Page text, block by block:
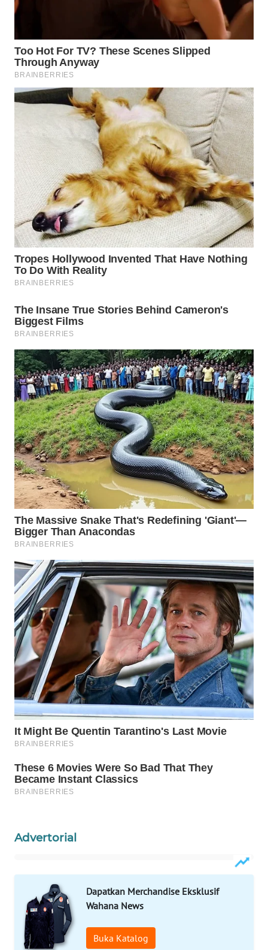
Advertorial
Dapatkan Merchandise Eksklusif
Wahana News
Buka Katalog
WAHANA
ADVOKAT
WAHANA
INFRASTRUKTUR
WAHANA
WAHANA
LISTRIK
WAHANA
TRAVEL
WAHANA
TV
WAHANANEWS
ID
WAHANANEWS
CO ID
WAHANANEWS
NET
WAHANA
SPORT
WAHANA
UMKM
WAHANA
SELEB
WAHANA
PERSONA
WAHANA
OTOMOTIF
WAHANA
HEALTH
WAHANA
DESA
WISATA
LAPAK
WAHANA
MASYARAKAT
KELISTRIKAN
WALINKI